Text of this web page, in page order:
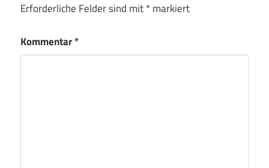
Erforderliche Felder sind mit*markiert
Kommentar*